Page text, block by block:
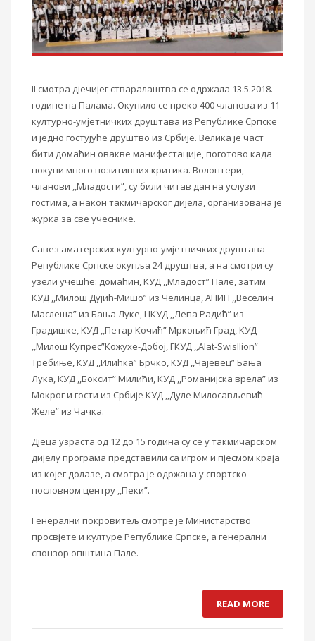
II смотра дјечијег стваралаштва се одржала 13.5.2018.
године на Палама. Окупило се преко 400 чланова из 11
културно-умјетничких друштава из Републике Српске
и једно гостујуће друштво из Србије. Велика је част
бити домаћин овакве манифестације, поготово када
покупи много позитивних критика. Волонтери,
чланови ,,Младости”, су били читав дан на услузи
гостима, а након такмичарског дијела, организована је
журка за све учеснике.
Савез аматерских културно-умјетничких друштава
Републике Српске окупља 24 друштва, а на смотри су
узели учешће: домаћин, КУД ,,Младост” Пале, затим
КУД ,,Милош Дујић-Мишо” из Челинца, АНИП ,,Веселин
Маслеша” из Бања Луке, ЦКУД ,,Лепа Радић” из
Градишке, КУД ,,Петар Кочић” Мркоњић Град, КУД
,,Милош Купрес”Кожухе-Добој, ГКУД ,,Alat-Swisllion”
Требиње, КУД ,,Илићка” Брчко, КУД ,,Чајевец” Бања
Лука, КУД ,,Боксит” Милићи, КУД ,,Романијска врела” из
Мокрог и гости из Србије КУД ,,Дуле Милосављевић-
Желе” из Чачка.
Дјеца узраста од 12 до 15 година су се у такмичарском
дијелу програма представили са игром и пјесмом краја
из којег долазе, а смотра је одржана у спортско-
пословном центру ,,Пеки”.
Генерални покровитељ смотре је Министарство
просвјете и културе Републике Српске, а генерални
спонзор општина Пале.
READ MORE